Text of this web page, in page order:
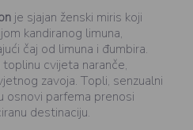
je sjajan ženski miris koji
kandiranog limuna,
čaj od limuna i đumbira.
cvijeta naranče,
zavoja. Topli, senzualni
osnovi parfema prenosi
destinaciju.